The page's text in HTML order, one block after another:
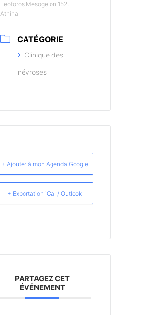
Leoforos Mesogeion 152,
Athina
CATÉGORIE
Clinique des
névroses
+ Ajouter à mon Agenda Google
+ Exportation iCal / Outlook
PARTAGEZ CET
ÉVÉNEMENT